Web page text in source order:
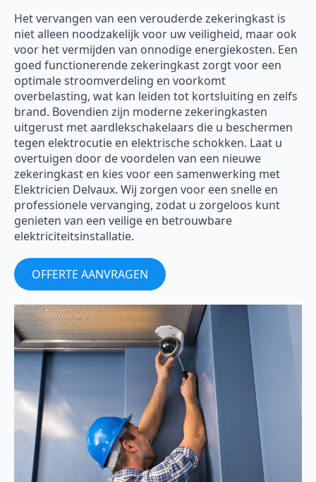
Het vervangen van een verouderde zekeringkast is
niet alleen noodzakelijk voor uw veiligheid, maar ook
voor het vermijden van onnodige energiekosten. Een
goed functionerende zekeringkast zorgt voor een
optimale stroomverdeling en voorkomt
overbelasting, wat kan leiden tot kortsluiting en zelfs
brand. Bovendien zijn moderne zekeringkasten
uitgerust met aardlekschakelaars die u beschermen
tegen elektrocutie en elektrische schokken. Laat u
overtuigen door de voordelen van een nieuwe
zekeringkast en kies voor een samenwerking met
Elektricien Delvaux. Wij zorgen voor een snelle en
professionele vervanging, zodat u zorgeloos kunt
genieten van een veilige en betrouwbare
elektriciteitsinstallatie.
OFFERTE AANVRAGEN